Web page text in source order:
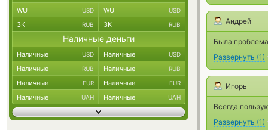
Андрей
Была
Развернуть (1)
Игорь
Всегда
Развернуть (1)
WU USD WU USD
ЗК RUB ЗК RUB
Наличные деньги
Наличные USD Наличные USD
Наличные RUB Наличные RUB
Наличные EUR Наличные EUR
Наличные UAH Наличные UAH